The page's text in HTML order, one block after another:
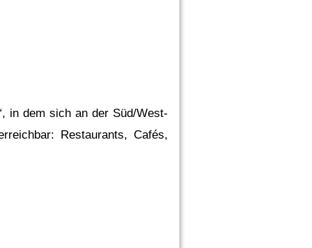
in dem sich an der Süd/West-
Restaurants, Cafés,